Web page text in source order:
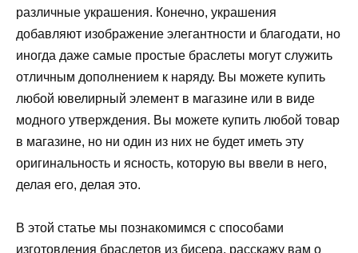
различные украшения. Конечно, украшения
добавляют изображение элегантности и благодати, но
иногда даже самые простые браслеты могут служить
отличным дополнением к наряду. Вы можете купить
любой ювелирный элемент в магазине или в виде
модного утверждения. Вы можете купить любой товар
в магазине, но ни один из них не будет иметь эту
оригинальность и ясность, которую вы ввели в него,
делая его, делая это.
В этой статье мы познакомимся с способами
изготовления браслетов из бисера, расскажу вам о